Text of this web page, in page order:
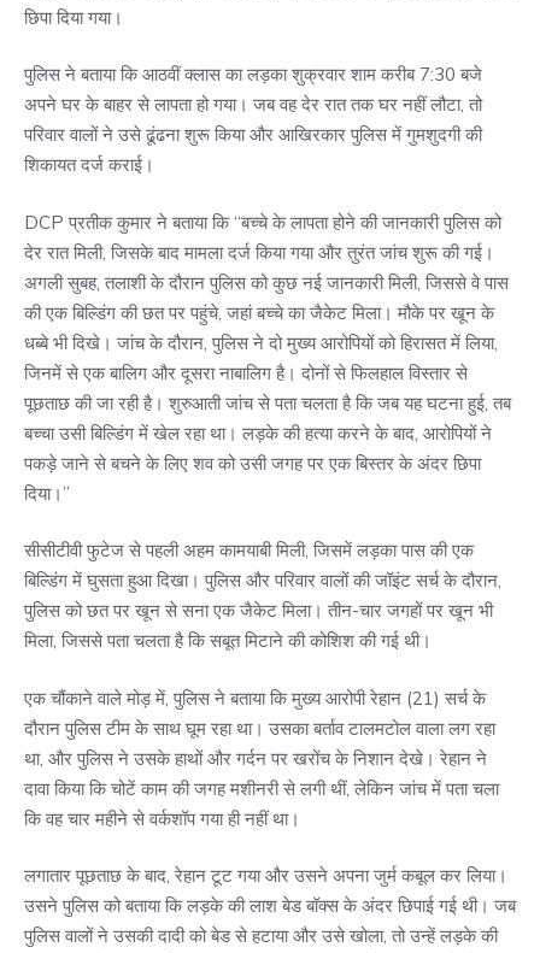
छिपा दिया गया।
पुलिस ने बताया कि आठवीं क्लास का लड़का शुक्रवार शाम करीब 7:30 बजे
अपने घर के बाहर से लापता हो गया। जब वह देर रात तक घर नहीं लौटा, तो
परिवार वालों ने उसे ढूंढना शुरू किया और आखिरकार पुलिस में गुमशुदगी की
शिकायत दर्ज कराई।
DCP प्रतीक कुमार ने बताया कि “बच्चे के लापता होने की जानकारी पुलिस को
देर रात मिली, जिसके बाद मामला दर्ज किया गया और तुरंत जांच शुरू की गई।
अगली सुबह, तलाशी के दौरान पुलिस को कुछ नई जानकारी मिली, जिससे वे पास
की एक बिल्डिंग की छत पर पहुंचे, जहां बच्चे का जैकेट मिला। मौके पर खून के
धब्बे भी दिखे। जांच के दौरान, पुलिस ने दो मुख्य आरोपियों को हिरासत में लिया,
जिनमें से एक बालिग और दूसरा नाबालिग है। दोनों से फिलहाल विस्तार से
पूछताछ की जा रही है। शुरुआती जांच से पता चलता है कि जब यह घटना हुई, तब
बच्चा उसी बिल्डिंग में खेल रहा था। लड़के की हत्या करने के बाद, आरोपियों ने
पकड़े जाने से बचने के लिए शव को उसी जगह पर एक बिस्तर के अंदर छिपा
दिया।”
सीसीटीवी फुटेज से पहली अहम कामयाबी मिली, जिसमें लड़का पास की एक
बिल्डिंग में घुसता हुआ दिखा। पुलिस और परिवार वालों की जॉइंट सर्च के दौरान,
पुलिस को छत पर खून से सना एक जैकेट मिला। तीन-चार जगहों पर खून भी
मिला, जिससे पता चलता है कि सबूत मिटाने की कोशिश की गई थी।
एक चौंकाने वाले मोड़ में, पुलिस ने बताया कि मुख्य आरोपी रेहान (21) सर्च के
दौरान पुलिस टीम के साथ घूम रहा था। उसका बर्ताव टालमटोल वाला लग रहा
था, और पुलिस ने उसके हाथों और गर्दन पर खरोंच के निशान देखे। रेहान ने
दावा किया कि चोटें काम की जगह मशीनरी से लगी थीं, लेकिन जांच में पता चला
कि वह चार महीने से वर्कशॉप गया ही नहीं था।
लगातार पूछताछ के बाद, रेहान टूट गया और उसने अपना जुर्म कबूल कर लिया।
उसने पुलिस को बताया कि लड़के की लाश बेड बॉक्स के अंदर छिपाई गई थी। जब
पुलिस वालों ने उसकी दादी को बेड से हटाया और उसे खोला, तो उन्हें लड़के की